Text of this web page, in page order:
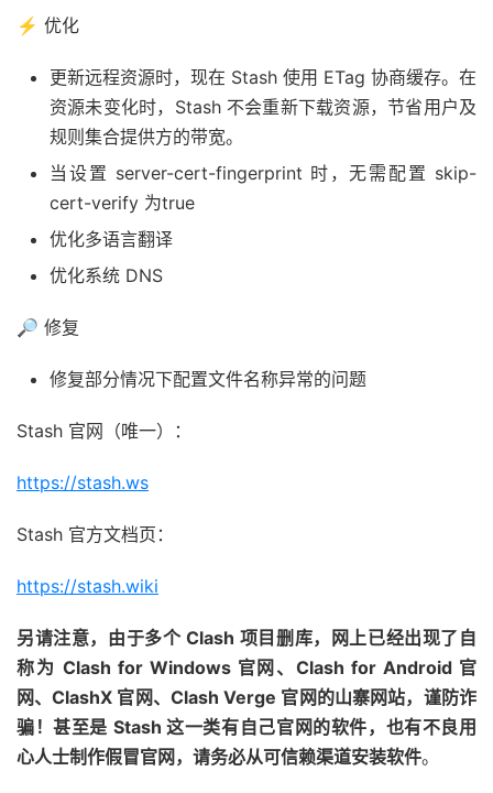
⚡️ 优化
更新远程资源时，现在 Stash 使用 ETag 协商缓存。在
资源未变化时，Stash 不会重新下载资源，节省用户及
规则集合提供方的带宽。
当设置 server-cert-fingerprint 时，无需配置 skip-
cert-verify 为true
优化多语言翻译
优化系统 DNS
🔎 修复
修复部分情况下配置文件名称异常的问题
Stash 官网（唯一）：
https://stash.ws
Stash 官方文档页：
https://stash.wiki
另请注意，由于多个 Clash 项目删库，网上已经出现了自
称为 Clash for Windows 官网、Clash for Android 官
网、ClashX 官网、Clash Verge 官网的山寨网站，谨防诈
骗！甚至是 Stash 这一类有自己官网的软件，也有不良用
心人士制作假冒官网，请务必从可信赖渠道安装软件。